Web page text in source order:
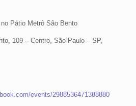
no Pátio Metrô São Bento
109 – Centro, São Paulo – SP,
events/2988536471388880